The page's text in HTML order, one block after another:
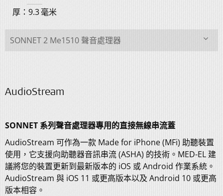
厚：9.3 毫米
SONNET 2 Me1510 聲音處理器
AudioStream
SONNET 系列聲音處理器專用的直接無線串流蓋
AudioStream 可作為一款 Made for iPhone (MFi) 助聽裝置
使用，它支援向助聽器音訊串流 (ASHA) 的技術。MED-EL 建
議將您的裝置更新到最新版本的 iOS 或 Android 作業系統。
AudioStream 與 iOS 11 或更高版本以及 Android 10 或更高
版本相容。